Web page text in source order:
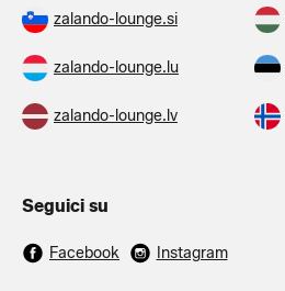
zalando-lounge.si
zalando-lounge.lu
zalando-lounge.lv
Seguici su
Facebook Instagram